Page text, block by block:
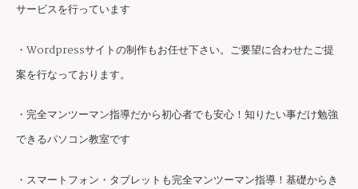
サービスを行っています
・Wordpressサイトの制作もお任せ下さい。ご要望に合わせたご提
案を行なっております。
・完全マンツーマン指導だから初心者でも安心！知りたい事だけ勉強
できるパソコン教室です
・スマートフォン・タブレットも完全マンツーマン指導！基礎からき